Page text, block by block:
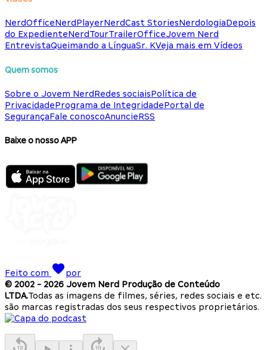
NerdOfficeNerdPlayerNerdCast StoriesNerdologiaDepois
do ExpedienteNerdTourTrailerOfficeJovem Nerd
EntrevistaQueimando a LínguaSr. KVeja mais em Vídeos
Quem somos
Sobre o Jovem NerdRedes sociaisPolítica de
PrivacidadePrograma de IntegridadePortal de
SegurançaFale conoscoAnuncieRSS
Baixe o nosso APP
Feito com
por
© 2002 - 2026 Jovem Nerd Produção de Conteúdo
LTDA.Todas as imagens de filmes, séries, redes sociais e etc.
são marcas registradas dos seus respectivos proprietários.